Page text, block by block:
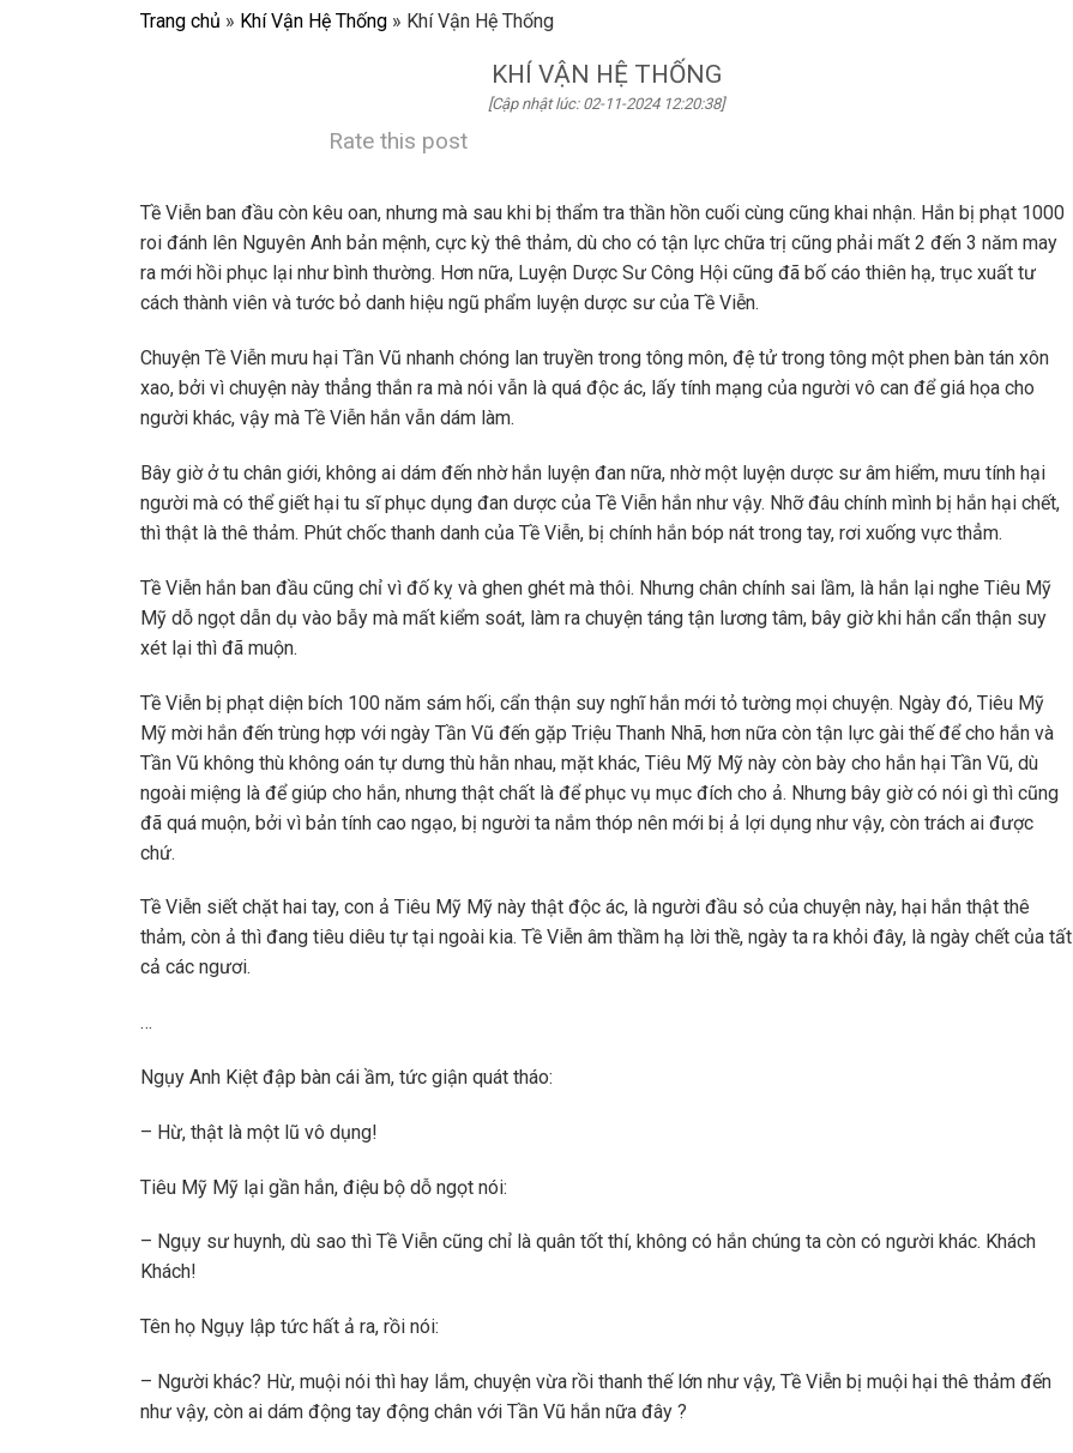
Trang chủ » Khí Vận Hệ Thống » Khí Vận Hệ Thống
KHÍ VẬN HỆ THỐNG
[Cập nhật lúc: 02-11-2024 12:20:38]
Rate this post
Tề Viễn ban đầu còn kêu oan, nhưng mà sau khi bị thẩm tra thần hồn cuối cùng cũng khai nhận. Hắn bị phạt 1000
roi đánh lên Nguyên Anh bản mệnh, cực kỳ thê thảm, dù cho có tận lực chữa trị cũng phải mất 2 đến 3 năm may
ra mới hồi phục lại như bình thường. Hơn nữa, Luyện Dược Sư Công Hội cũng đã bố cáo thiên hạ, trục xuất tư
cách thành viên và tước bỏ danh hiệu ngũ phẩm luyện dược sư của Tề Viễn.
Chuyện Tề Viễn mưu hại Tần Vũ nhanh chóng lan truyền trong tông môn, đệ tử trong tông một phen bàn tán xôn
xao, bởi vì chuyện này thẳng thắn ra mà nói vẫn là quá độc ác, lấy tính mạng của người vô can để giá họa cho
người khác, vậy mà Tề Viễn hắn vẫn dám làm.
Bây giờ ở tu chân giới, không ai dám đến nhờ hắn luyện đan nữa, nhờ một luyện dược sư âm hiểm, mưu tính hại
người mà có thể giết hại tu sĩ phục dụng đan dược của Tề Viễn hắn như vậy. Nhỡ đâu chính mình bị hắn hại chết,
thì thật là thê thảm. Phút chốc thanh danh của Tề Viễn, bị chính hắn bóp nát trong tay, rơi xuống vực thẳm.
Tề Viễn hắn ban đầu cũng chỉ vì đố kỵ và ghen ghét mà thôi. Nhưng chân chính sai lầm, là hắn lại nghe Tiêu Mỹ
Mỹ dỗ ngọt dẫn dụ vào bẫy mà mất kiểm soát, làm ra chuyện táng tận lương tâm, bây giờ khi hắn cẩn thận suy
xét lại thì đã muộn.
Tề Viễn bị phạt diện bích 100 năm sám hối, cẩn thận suy nghĩ hắn mới tỏ tường mọi chuyện. Ngày đó, Tiêu Mỹ
Mỹ mời hắn đến trùng hợp với ngày Tần Vũ đến gặp Triệu Thanh Nhã, hơn nữa còn tận lực gài thế để cho hắn và
Tần Vũ không thù không oán tự dưng thù hằn nhau, mặt khác, Tiêu Mỹ Mỹ này còn bày cho hắn hại Tần Vũ, dù
ngoài miệng là để giúp cho hắn, nhưng thật chất là để phục vụ mục đích cho ả. Nhưng bây giờ có nói gì thì cũng
đã quá muộn, bởi vì bản tính cao ngạo, bị người ta nắm thóp nên mới bị ả lợi dụng như vậy, còn trách ai được
chứ.
Tề Viễn siết chặt hai tay, con ả Tiêu Mỹ Mỹ này thật độc ác, là người đầu sỏ của chuyện này, hại hắn thật thê
thảm, còn ả thì đang tiêu diêu tự tại ngoài kia. Tề Viễn âm thầm hạ lời thề, ngày ta ra khỏi đây, là ngày chết của tất
cả các ngươi.
…
Ngụy Anh Kiệt đập bàn cái ầm, tức giận quát tháo:
– Hừ, thật là một lũ vô dụng!
Tiêu Mỹ Mỹ lại gần hắn, điệu bộ dỗ ngọt nói:
– Ngụy sư huynh, dù sao thì Tề Viễn cũng chỉ là quân tốt thí, không có hắn chúng ta còn có người khác. Khách
Khách!
Tên họ Ngụy lập tức hất ả ra, rồi nói:
– Người khác? Hừ, muội nói thì hay lắm, chuyện vừa rồi thanh thế lớn như vậy, Tề Viễn bị muội hại thê thảm đến
như vậy, còn ai dám động tay động chân với Tần Vũ hắn nữa đây ?